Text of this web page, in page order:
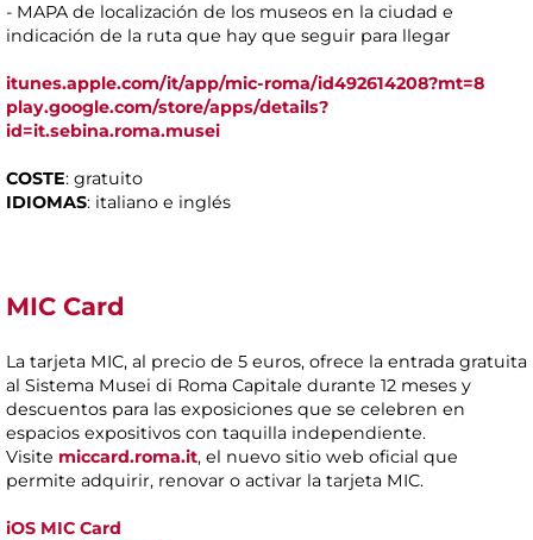
- MAPA de localización de los museos en la ciudad e
indicación de la ruta que hay que seguir para llegar
itunes.apple.com/it/app/mic-roma/id492614208?mt=8
play.google.com/store/apps/details?
id=it.sebina.roma.musei
COSTE: gratuito
IDIOMAS: italiano e inglés
MIC Card
La tarjeta MIC, al precio de 5 euros, ofrece la entrada gratuita
al Sistema Musei di Roma Capitale durante 12 meses y
descuentos para las exposiciones que se celebren en
espacios expositivos con taquilla independiente.
Visite miccard.roma.it, el nuevo sitio web oficial que
permite adquirir, renovar o activar la tarjeta MIC.
iOS MIC Card